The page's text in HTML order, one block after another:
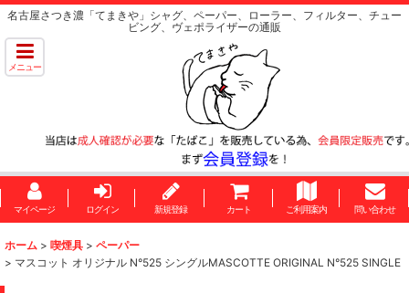
名古屋さつき濃「てまきや」シャグ、ペーパー、ローラー、フィルター、チュー
ビング、ヴェポライザーの通販
メニュー
マイページ ログイン 新規登録 カート ご利用案内 問い合わせ
ホーム > 喫煙具 > ペーパー
> マスコット オリジナル N°525 シングルMASCOTTE ORIGINAL N°525 SINGLE